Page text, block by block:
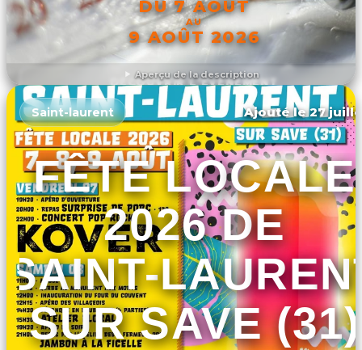
Aperçu de la description
DU 7 AOÛT
AU
9 AOÛT 2026
DÉCOUVRIR L'ÉVÉNEMENT
Saint-laurent Ajouté le 27
FÊTE LOCALE
2026 DE
SAINT-
SUR SAVE (31)